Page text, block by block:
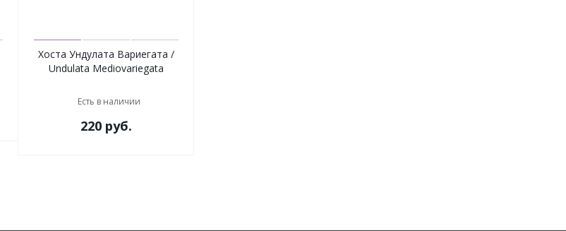
Хоста Ундулата Вариегата /
Undulata Mediovariegata
Есть в наличии
220 руб.